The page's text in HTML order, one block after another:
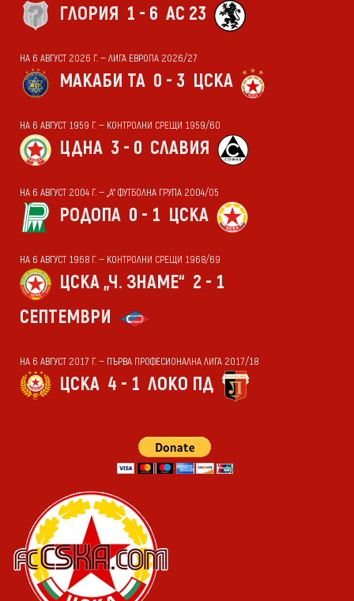
ГЛОРИЯ 1 - 6 АС 23
НА 6 АВГУСТ 2026 Г. — ЛИГА ЕВРОПА 2026/27
МАКАБИ ТА 0 - 3 ЦСКА
НА 6 АВГУСТ 1959 Г. — КОНТРОЛНИ СРЕЩИ 1959/60
ЦДНА 3 - 0 СЛАВИЯ
НА 6 АВГУСТ 2004 Г. — „А“ ФУТБОЛНА ГРУПА 2004/05
РОДОПА 0 - 1 ЦСКА
НА 6 АВГУСТ 1968 Г. — КОНТРОЛНИ СРЕЩИ 1968/69
ЦСКА „Ч. ЗНАМЕ“ 2 - 1
СЕПТЕМВРИ
НА 6 АВГУСТ 2017 Г. — ПЪРВА ПРОФЕСИОНАЛНА ЛИГА 2017/18
ЦСКА 4 - 1 ЛОКО ПД